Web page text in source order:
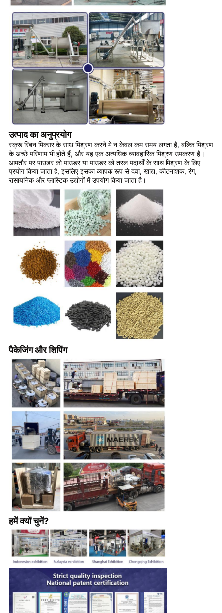
उत्पाद का अनुप्रयोग
स्क्रू रिबन मिक्सर के साथ मिश्रण करने में न केवल कम समय लगता है, बल्कि मिश्रण
के अच्छे परिणाम भी होते हैं, और यह एक अत्यधिक व्यावहारिक मिश्रण उपकरण है।
आमतौर पर पाउडर को पाउडर या पाउडर को तरल पदार्थों के साथ मिश्रण के लिए
प्रयोग किया जाता है, इसलिए इसका व्यापक रूप से दवा, खाद्य, कीटनाशक, रंग,
रासायनिक और प्लास्टिक उद्योगों में उपयोग किया जाता है।
पैकेजिंग और शिपिंग
हमें क्यों चुनें?